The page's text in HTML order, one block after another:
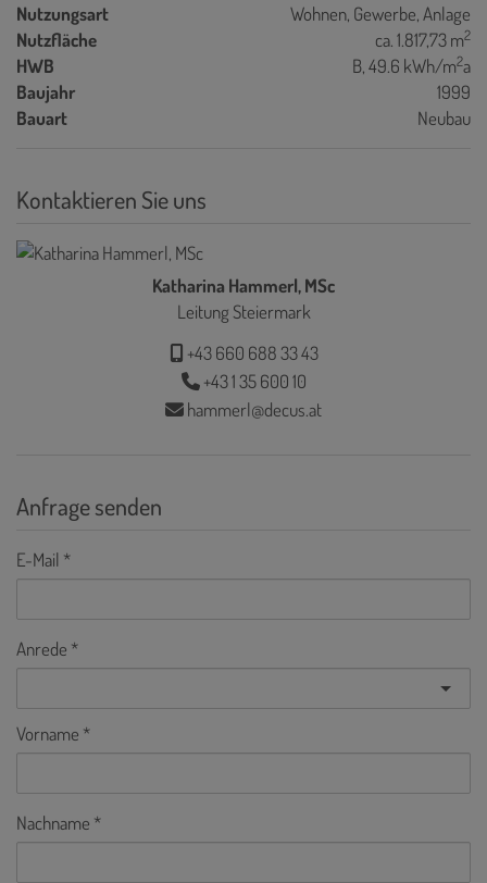
Nutzungsart
Wohnen Gewerbe Anlage
Nutzfläche
ca. 1.817,73 m2
HWB B, 49.6 kWh/m2a
Baujahr
1999
Bauart
Neubau
Kontaktieren Sie uns
Katharina Hammerl, MSc
Leitung Steiermark
+43 660 688 33 43
+43 1 35 600 10
hammerl@decus.at
Anfrage senden
E-Mail
Anrede
Vorname
Nachname